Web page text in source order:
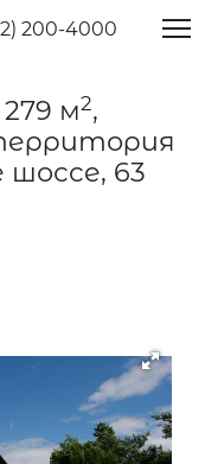
200-4000
м2,
шоссе, 63